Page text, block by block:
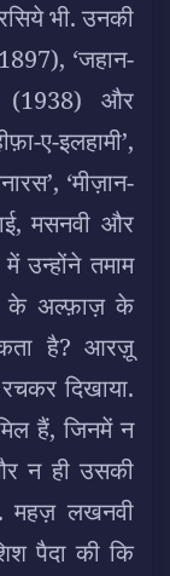
भी. उनकी
‘जहान-
(1938) और
ए-इलहामी’,
‘मीज़ान-
मसनवी और
उन्होंने तमाम
के अल्फ़ाज़ के
है? आरज़ू
दिखाया.
हैं, जिनमें न
न ही उसकी
महज़ लखनवी
पैदा की कि